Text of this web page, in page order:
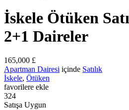
İskele Ötüken
2+1 Daireler
165,000 £
Apartman Dairesi içinde Satılık
İskele, Ötüken
favorilere ekle
324
Satışa Uygun